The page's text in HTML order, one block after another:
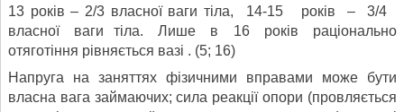
13 років – 2/3 власної ваги тіла, 14-15 років – 3/4
власної ваги тіла. Лише в 16 років раціонально
отяготіння рівняється вазі . (5; 16)
Напруга на заняттях фізичними вправами може бути
власна вага займаючих; сила реакції опори (провляється